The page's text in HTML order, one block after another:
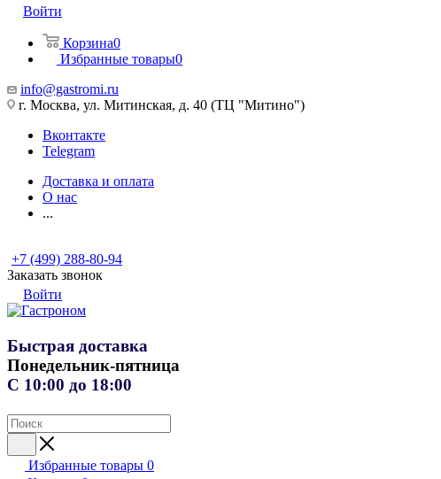
Войти
Корзина0
Избранные товары0
info@gastromi.ru
г. Москва, ул. Митинская, д. 40 (ТЦ "Митино")
Вконтакте
Telegram
Доставка и оплата
О нас
...
+7 (499) 288-80-94
Заказать звонок
Войти
Быстрая доставка
Понедельник-пятница
С 10:00 до 18:00
Избранные товары 0